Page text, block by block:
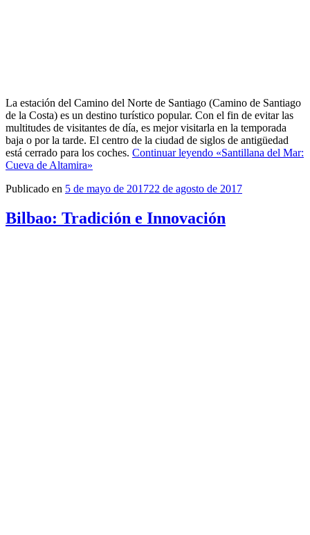
La estación del Camino del Norte de Santiago (Camino de Santiago
de la Costa) es un destino turístico popular. Con el fin de evitar las
multitudes de visitantes de día, es mejor visitarla en la temporada
baja o por la tarde. El centro de la ciudad de siglos de antigüedad
está cerrado para los coches. Continuar leyendo «Santillana del Mar:
Cueva de Altamira»
Publicado en 5 de mayo de 201722 de agosto de 2017
Bilbao: Tradición e Innovación